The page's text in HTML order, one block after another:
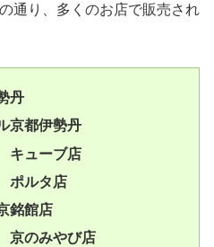
通り、多くのお店で販売され
丹
京都伊勢丹
キューブ店
ポルタ店
銘館店
京のみやび店